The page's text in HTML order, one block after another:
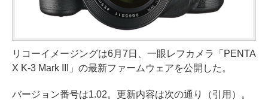
リコーイメージングは6月7日、一眼レフカメラ「PENTA
X K-3 Mark III」の最新ファームウェアを公開した。
バージョン番号は1.02。更新内容は次の通り（引用）。